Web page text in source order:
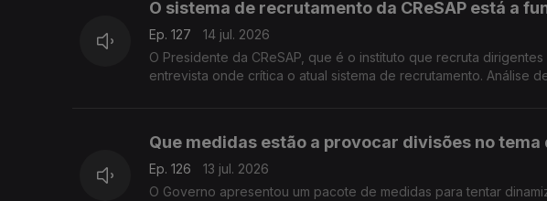
O sistema de recrutamento da CReSAP está a
Ep. 127
14 jul. 2026
O Presidente da CReSAP, que é o instituto que recruta
entrevista onde crítica o atual sistema de recrutamento. Análise
Que medidas estão a provocar divisões no
Ep. 126
13 jul. 2026
O Governo apresentou um pacote de medidas para tentar